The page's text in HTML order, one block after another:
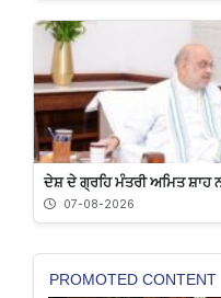
ਦੇਸ਼ ਦੇ ਗ੍ਰਹਿ ਮੰਤਰੀ ਅਮਿਤ ਸ਼ਾਹ
07-08-2026